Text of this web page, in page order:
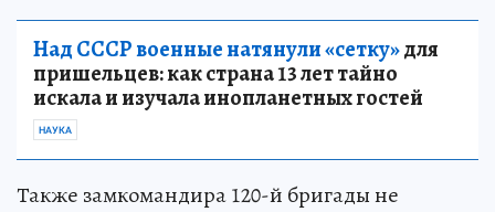
Над СССР военные натянули «сетку»для
пришельцев: как страна 13 лет тайно
искала и изучала инопланетных гостей
НАУКА
Также замкомандира 120-й бригады не